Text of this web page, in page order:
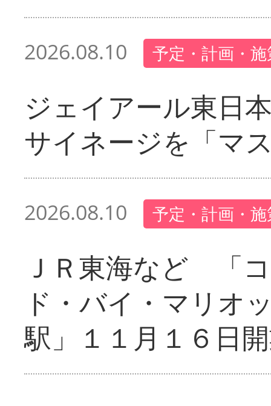
2026.08.10 予定・計画・
ジェイアール東日
サイネージを「マ
2026.08.10 予定・計画・
ＪＲ東海など 「
ド・バイ・マリオ
駅」１１月１６日